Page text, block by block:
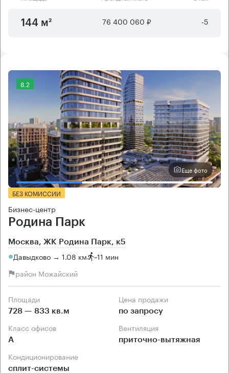
144 м² 76 400 060 ₽ -5
8.2
Еще фото
БЕЗ КОМИССИИ
Бизнес-центр
Родина Парк
Москва, ЖК Родина Парк, к5
Давыдково → 1.08 км ~11 мин
район Можайский
Площади
728 — 833 кв.м
Цена продажи
по запросу
Класс офисов
А
Вентиляция
приточно-вытяжная
Кондиционирование
сплит-системы